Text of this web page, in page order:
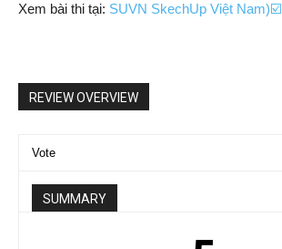
Xem bài thi tại: SUVN SkechUp Việt Nam)☑️
REVIEW OVERVIEW
Vote
SUMMARY